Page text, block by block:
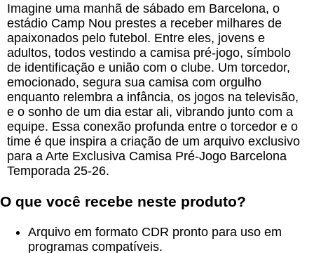
Imagine uma manhã de sábado em Barcelona, o
estádio Camp Nou prestes a receber milhares de
apaixonados pelo futebol. Entre eles, jovens e
adultos, todos vestindo a camisa pré-jogo, símbolo
de identificação e união com o clube. Um torcedor,
emocionado, segura sua camisa com orgulho
enquanto relembra a infância, os jogos na televisão,
e o sonho de um dia estar ali, vibrando junto com a
equipe. Essa conexão profunda entre o torcedor e o
time é que inspira a criação de um arquivo exclusivo
para a Arte Exclusiva Camisa Pré-Jogo Barcelona
Temporada 25-26.
O que você recebe neste produto?
Arquivo em formato CDR pronto para uso em
programas compatíveis.